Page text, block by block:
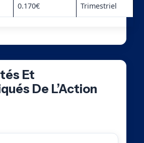
0.170€ Trimestriel
Et
De L’Action